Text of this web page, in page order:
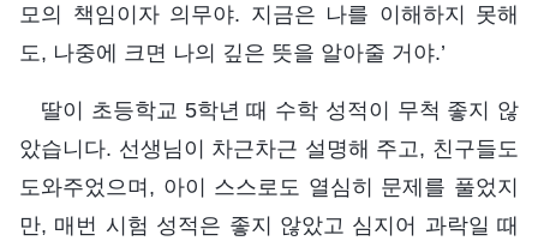
모의 책임이자 의무야. 지금은 나를 이해하지 못해
도, 나중에 크면 나의 깊은 뜻을 알아줄 거야.’
딸이 초등학교 5학년 때 수학 성적이 무척 좋지 않
았습니다. 선생님이 차근차근 설명해 주고, 친구들도
도와주었으며, 아이 스스로도 열심히 문제를 풀었지
만, 매번 시험 성적은 좋지 않았고 심지어 과락일 때